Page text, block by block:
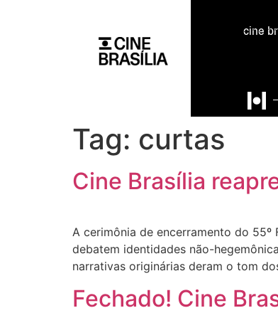
cine
Tag: curtas
Cine Brasília
A cerimônia de encerramento do
debatem identidades não-
narrativas originárias deram o tom
Fechado! Cine